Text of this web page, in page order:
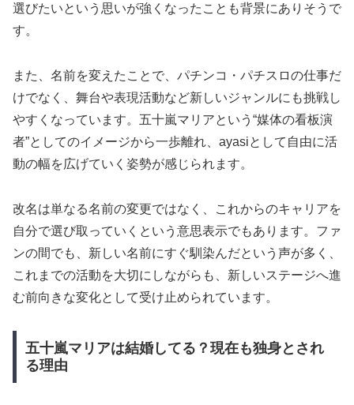
選びたいという思いが強くなったことも背景にありそうで
す。
また、名前を変えたことで、パチンコ・パチスロの仕事だ
けでなく、舞台や表現活動など新しいジャンルにも挑戦し
やすくなっています。五十嵐マリアという“媒体の看板演
者”としてのイメージから一歩離れ、ayasiとして自由に活
動の幅を広げていく姿勢が感じられます。
改名は単なる名前の変更ではなく、これからのキャリアを
自分で選び取っていくという意思表示でもあります。ファ
ンの間でも、新しい名前にすぐ馴染んだという声が多く、
これまでの活動を大切にしながらも、新しいステージへ進
む前向きな変化として受け止められています。
五十嵐マリアは結婚してる？現在も独身とされ
る理由